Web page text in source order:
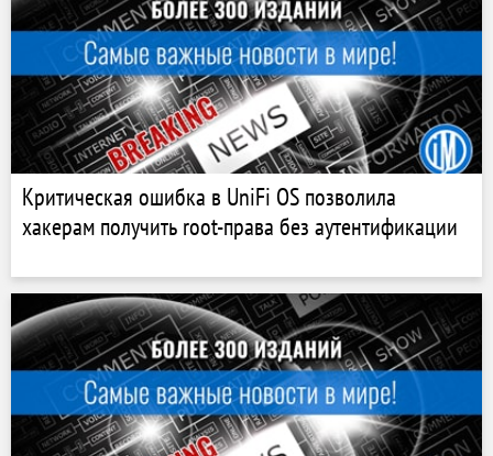
Критическая ошибка в UniFi OS позволила
хакерам получить root-права без аутентификации